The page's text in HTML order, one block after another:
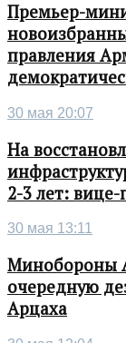
Премьер-
правления
30 мая 20:07
На
2-3 лет:
30 мая 13:11
Минобороны
очередную
Арцаха